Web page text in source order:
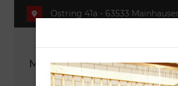
Ostring 41a - 63533
Möbel selbst planen